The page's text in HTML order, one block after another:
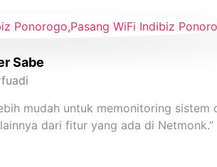
Sabe
mudah untuk memonitoring sistem
dari fitur yang ada di Netmonk.”